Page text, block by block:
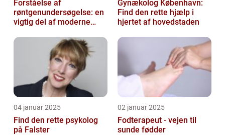
Forståelse af
røntgenundersøgelse: en
vigtig del af moderne
Gynækolog København:
Find den rette hjælp i
hjertet af hovedstaden
04 januar 2025
Find den rette psykolog
på Falster
02 januar 2025
Fodterapeut - vejen til
sunde fødder